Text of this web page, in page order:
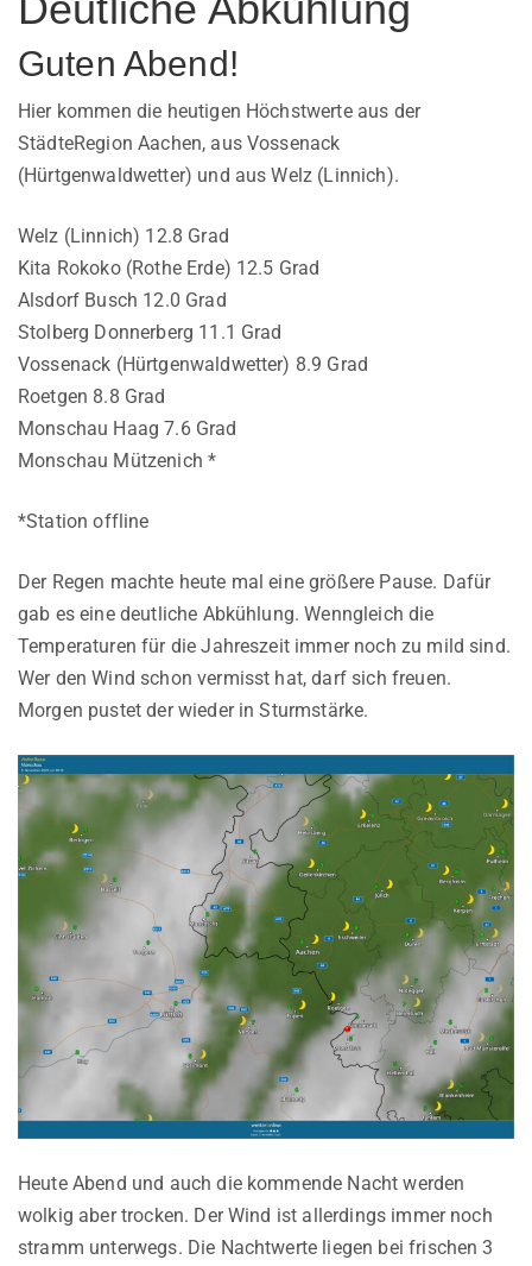
Guten Abend!
Hier kommen die heutigen Höchstwerte aus der
StädteRegion Aachen, aus Vossenack
(Hürtgenwaldwetter) und aus Welz (Linnich).
Welz (Linnich) 12.8 Grad
Kita Rokoko (Rothe Erde) 12.5 Grad
Alsdorf Busch 12.0 Grad
Stolberg Donnerberg 11.1 Grad
Vossenack (Hürtgenwaldwetter) 8.9 Grad
Roetgen 8.8 Grad
Monschau Haag 7.6 Grad
Monschau Mützenich *
*Station offline
Der Regen machte heute mal eine größere Pause. Dafür
gab es eine deutliche Abkühlung. Wenngleich die
Temperaturen für die Jahreszeit immer noch zu mild sind.
Wer den Wind schon vermisst hat, darf sich freuen.
Morgen pustet der wieder in Sturmstärke.
Heute Abend und auch die kommende Nacht werden
wolkig aber trocken. Der Wind ist allerdings immer noch
stramm unterwegs. Die Nachtwerte liegen bei frischen 3